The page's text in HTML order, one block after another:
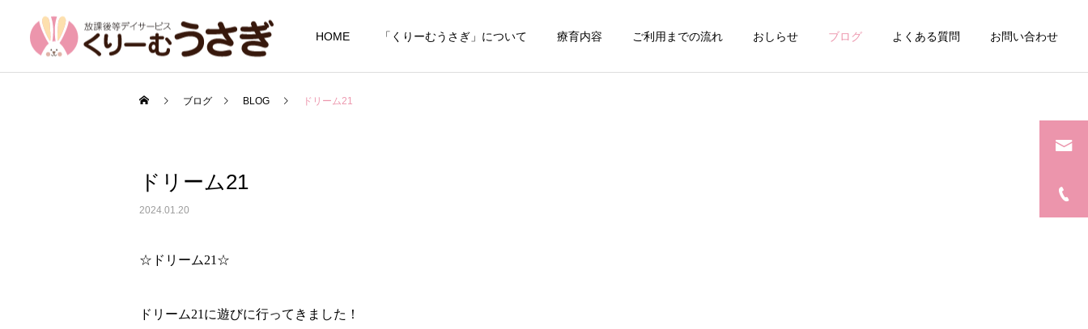
HOME 「くりーむうさぎ」について 療育内容 ご利用までの流れ おしらせ ブログ よくある質問 お問い合わせ
ブログ BLOG ドリーム21
ドリーム21
2024.01.20
☆ドリーム21☆
ドリーム21に遊びに行ってきました！